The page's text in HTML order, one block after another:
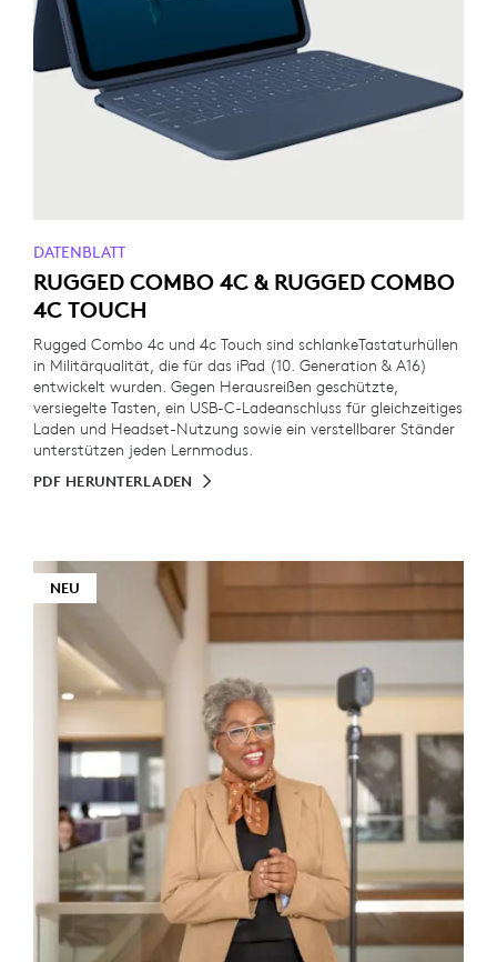
DATENBLATT
RUGGED COMBO 4C & RUGGED COMBO
4C TOUCH
Rugged Combo 4c und 4c Touch sind schlankeTastaturhüllen
in Militärqualität, die für das iPad (10. Generation & A16)
entwickelt wurden. Gegen Herausreißen geschützte,
versiegelte Tasten, ein USB-C-Ladeanschluss für gleichzeitiges
Laden und Headset-Nutzung sowie ein verstellbarer Ständer
unterstützen jeden Lernmodus.
PDF HERUNTERLADEN
NEU